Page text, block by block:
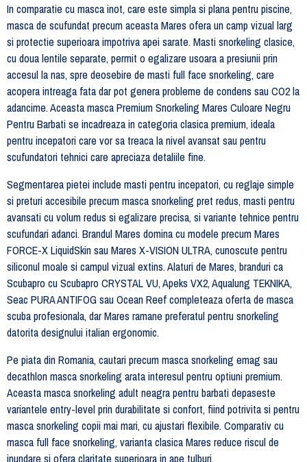
In comparatie cu masca inot, care este simpla si plana pentru piscine,
masca de scufundat precum aceasta Mares ofera un camp vizual larg
si protectie superioara impotriva apei sarate. Masti snorkeling clasice,
cu doua lentile separate, permit o egalizare usoara a presiunii prin
accesul la nas, spre deosebire de masti full face snorkeling, care
acopera intreaga fata dar pot genera probleme de condens sau CO2 la
adancime. Aceasta masca Premium Snorkeling Mares Culoare Negru
Pentru Barbati se incadreaza in categoria clasica premium, ideala
pentru incepatori care vor sa treaca la nivel avansat sau pentru
scufundatori tehnici care apreciaza detaliile fine.
Segmentarea pietei include masti pentru incepatori, cu reglaje simple
si preturi accesibile precum masca snorkeling pret redus, masti pentru
avansati cu volum redus si egalizare precisa, si variante tehnice pentru
scufundari adanci. Brandul Mares domina cu modele precum Mares
FORCE-X LiquidSkin sau Mares X-VISION ULTRA, cunoscute pentru
siliconul moale si campul vizual extins. Alaturi de Mares, branduri ca
Scubapro cu Scubapro CRYSTAL VU, Apeks VX2, Aqualung TEKNIKA,
Seac PURA ANTIFOG sau Ocean Reef completeaza oferta de masca
scuba profesionala, dar Mares ramane preferatul pentru snorkeling
datorita designului italian ergonomic.
Pe piata din Romania, cautari precum masca snorkeling emag sau
decathlon masca snorkeling arata interesul pentru optiuni premium.
Aceasta masca snorkeling adult neagra pentru barbati depaseste
variantele entry-level prin durabilitate si confort, fiind potrivita si pentru
masca snorkeling copii mai mari, cu ajustari flexibile. Comparativ cu
masca full face snorkeling, varianta clasica Mares reduce riscul de
inundare si ofera claritate superioara in ape tulburi.